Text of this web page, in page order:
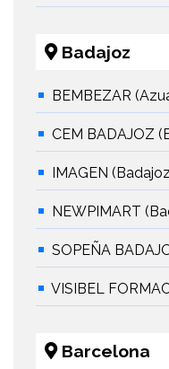
Badajoz
BEMBEZAR
CEM BADAJOZ
IMAGEN
NEWPIMART
SOPEÑA
VISIBEL
Barcelona